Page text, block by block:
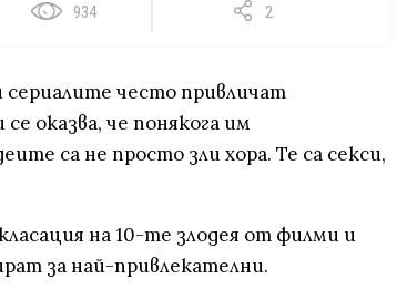
934 2
често привличат
оказва, че понякога им
са не просто зли хора. Те са секси,
на 10-те злодея от филми и
за най-привлекателни.